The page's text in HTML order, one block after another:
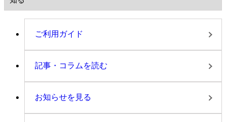
ご利用ガイド
記事・コラムを読む
お知らせを見る